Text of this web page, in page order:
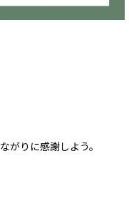
がりに感謝しよう。